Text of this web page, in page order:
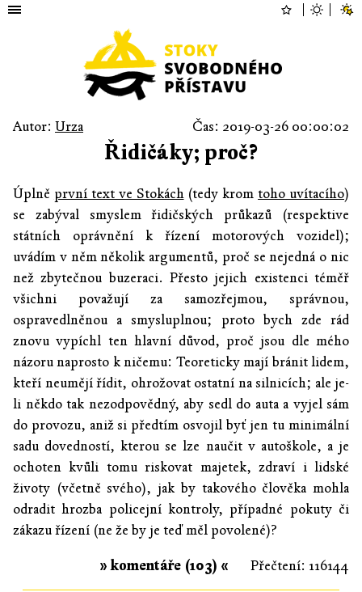
Autor: Urza Čas: 2019-03-26 00:00:02
Řidičáky; proč?
Úplně první text ve Stokách(tedy kromtoho uvítacího)
se zabýval smyslem řidičských průkazů (respektive
státních oprávnění k řízení motorových vozidel);
uvádím v něm několik argumentů, proč se nejedná o nic
než zbytečnou buzeraci. Přesto jejich existenci téměř
všichni považují za samozřejmou, správnou,
ospravedlněnou a smysluplnou; proto bych zde rád
znovu vypíchl ten hlavní důvod, proč jsou dle mého
názoru naprosto k ničemu: Teoreticky mají bránit lidem,
kteří neumějí řídit, ohrožovat ostatní na silnicích; ale je-
li někdo tak nezodpovědný, aby sedl do auta a vyjel sám
do provozu, aniž si předtím osvojil byť jen tu minimální
sadu dovedností, kterou se lze naučit v autoškole, a je
ochoten kvůli tomu riskovat majetek, zdraví i lidské
životy (včetně svého), jak by takového člověka mohla
odradit hrozba policejní kontroly, případné pokuty či
zákazu řízení (ne že by je teď měl povolené)?
Přečtení: 116144
» komentáře (103) «